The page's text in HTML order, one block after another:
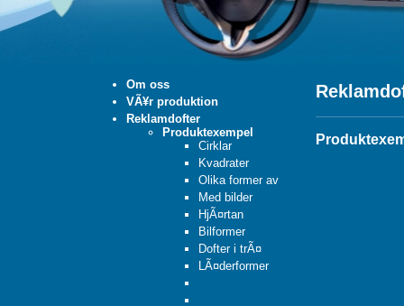
Om oss
VÃ¥r produktion
Reklamdofter
Produktexempel
Cirklar
Kvadrater
Olika former av
Med bilder
HjÃ¤rtan
Bilformer
Dofter i trÃ¤
LÃ¤derformer